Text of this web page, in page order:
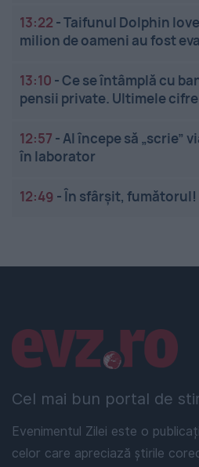
13:22 -Taifunul Dolphin
milion de oameni au fost
13:10 -Ce se întâmplă cu
pensii private. Ultimele
12:57 -AI începe să „scrie”
în laborator
12:49 -În sfârșit, fumătorul!
Cel mai bun portal de
Evenimentul Zilei este o
celor care apreciază știrile
Linkuri utile